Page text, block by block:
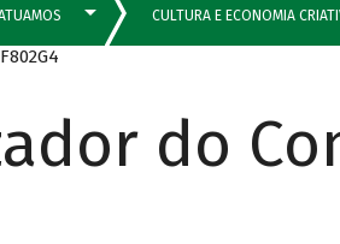
do